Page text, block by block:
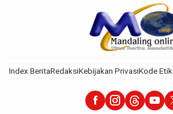
Index BeritaRedaksiKebijakan PrivasiKode Etik